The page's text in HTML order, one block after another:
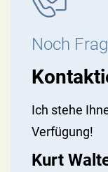
Noch
Ich stehe
Verfügung!
Kurt